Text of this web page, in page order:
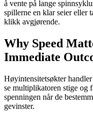
å vente på lange
spillerne en klar seier eller
klikk avgjørende.
Why Speed
Immediate
Høyintensitetsøkter
se multiplikatoren stige og
spenningen når de
gevinster.